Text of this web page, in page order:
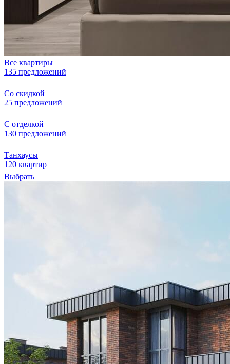
Все квартиры
135 предложений
Со скидкой
25 предложений
С отделкой
130 предложений
Танхаусы
120 квартир
Выбрать